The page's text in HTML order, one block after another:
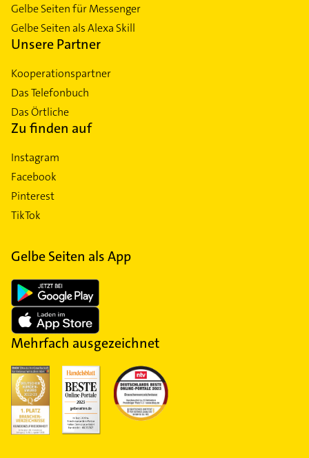
Gelbe Seiten für Messenger
Gelbe Seiten als Alexa Skill
Unsere Partner
Kooperationspartner
Das Telefonbuch
Das Örtliche
Zu finden auf
Instagram
Facebook
Pinterest
TikTok
Gelbe Seiten als App
Mehrfach ausgezeichnet